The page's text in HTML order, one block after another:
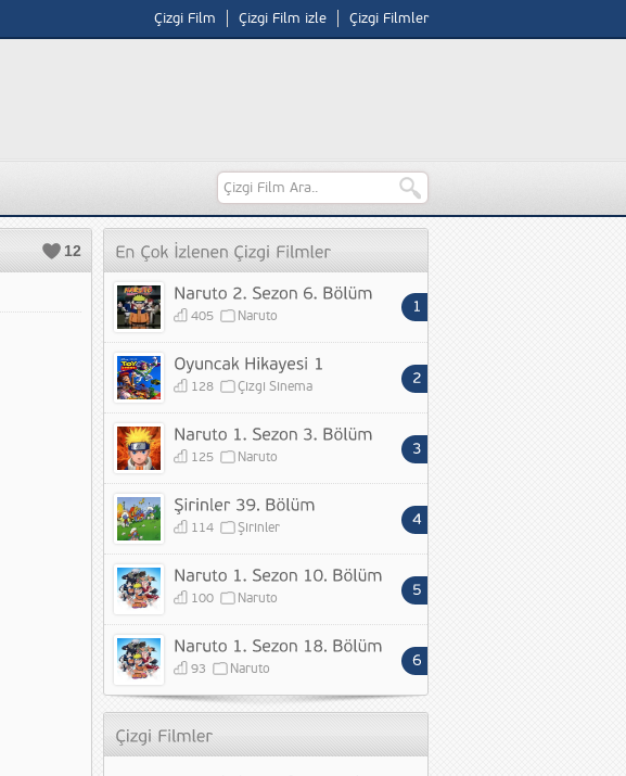
Çizgi Film Çizgi Film izle Çizgi Filmler
12
405 Naruto
128 Çizgi Sinema
125 Naruto
114 Şirinler
100 Naruto
93 Naruto